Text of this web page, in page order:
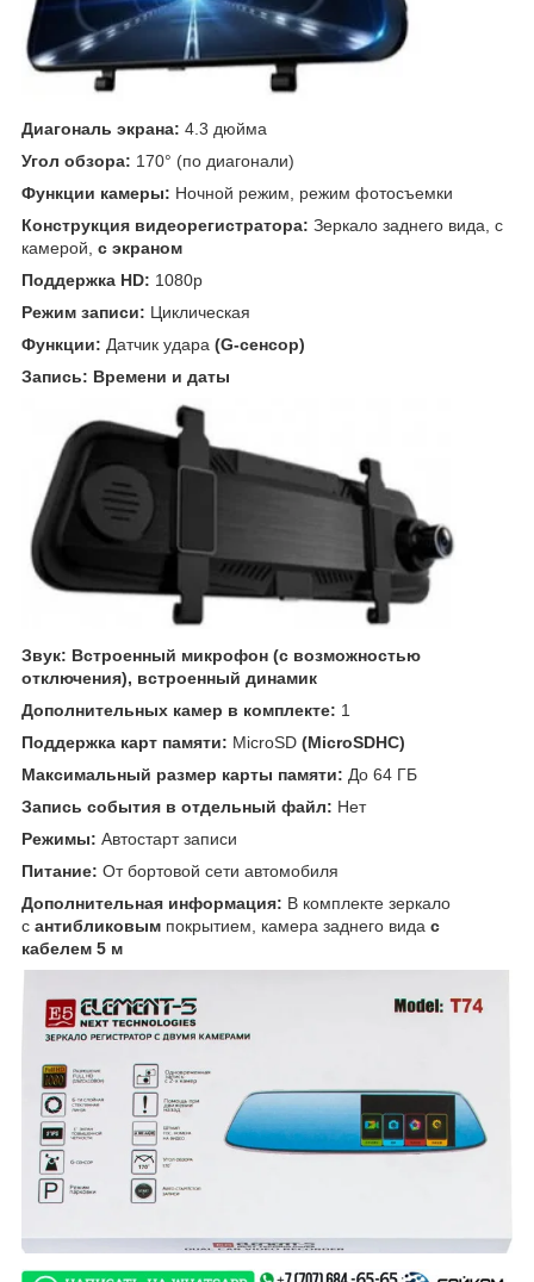
Диагональ экрана: 4.3 дюйма
Угол обзора: 170° (по диагонали)
Функции камеры: Ночной режим, режим фотосъемки
Конструкция видеорегистратора: Зеркало заднего вида, с
камерой, с экраном
Поддержка HD: 1080p
Режим записи: Циклическая
Функции: Датчик удара (G-сенсор)
Запись: Времени и даты
Звук: Встроенный микрофон (с возможностью
отключения), встроенный динамик
Дополнительных камер в комплекте: 1
Поддержка карт памяти: MicroSD (MicroSDHC)
Максимальный размер карты памяти: До 64 ГБ
Запись события в отдельный файл: Нет
Режимы: Автостарт записи
Питание: От бортовой сети автомобиля
Дополнительная информация: В комплекте зеркало
с антибликовым покрытием, камера заднего вида с
кабелем 5 м